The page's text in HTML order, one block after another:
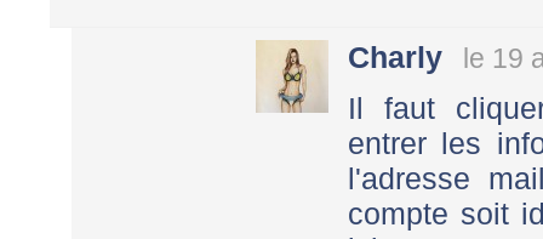
Charly le 19
Il faut
entrer les
l'adresse
compte soit